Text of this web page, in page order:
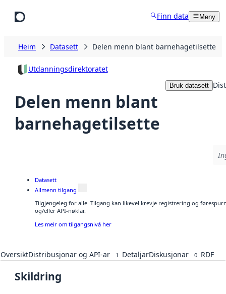
Finn data Meny
Heim Datasett Delen menn blant barnehagetilsette
Utdanningsdirektoratet
Delen menn blant
barnehagetilsette
Bruk datasett
Datasett
Allmenn tilgang
Tilgjengeleg for alle. Tilgang kan likevel krevje registrering og
og/eller API-nøklar.
Les meir om tilgangsnivå her
OversiktDistribusjonar og API-ar 1 DetaljarDiskusjonar 0 RDF
Skildring